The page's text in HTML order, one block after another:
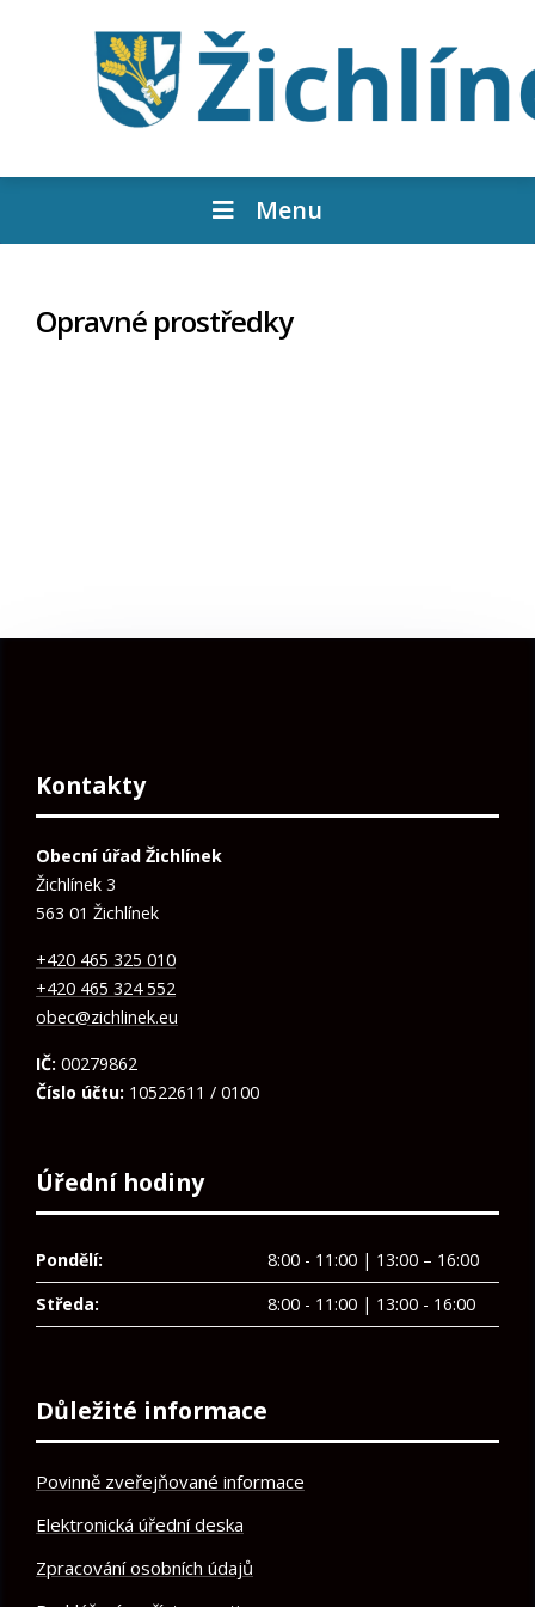
Menu
Opravné prostředky
Kontakty
Obecní úřad Žichlínek
Žichlínek 3
563 01 Žichlínek
+420 465 325 010
+420 465 324 552
obec@zichlinek.eu
IČ: 00279862
Číslo účtu: 10522611 / 0100
Úřední hodiny
Pondělí:
8:00 - 11:00 | 13:00 – 16:00
Středa:
8:00 - 11:00 | 13:00 - 16:00
Důležité informace
Povinně zveřejňované informace
Elektronická úřední deska
Zpracování osobních údajů